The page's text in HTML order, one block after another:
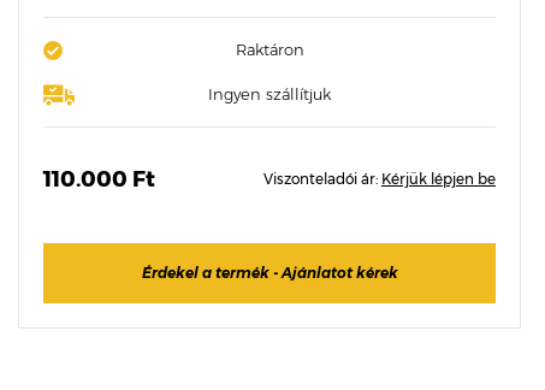
Raktáron
Ingyen szállítjuk
110.000 Ft Viszonteladói ár: Kérjük lépjen be
Érdekel a termék - Ajánlatot kérek